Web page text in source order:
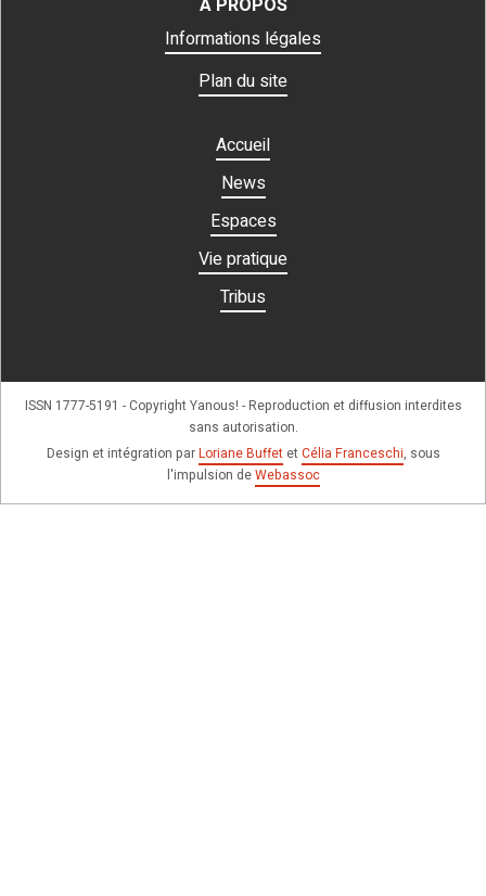
À PROPOS
Informations légales
Plan du site
Accueil
News
Espaces
Vie pratique
Tribus
ISSN 1777-5191 - Copyright Yanous! - Reproduction et diffusion interdites
sans autorisation.
Design et intégration parLoriane Buffetet Célia Franceschi, sous
l'impulsion deWebassoc